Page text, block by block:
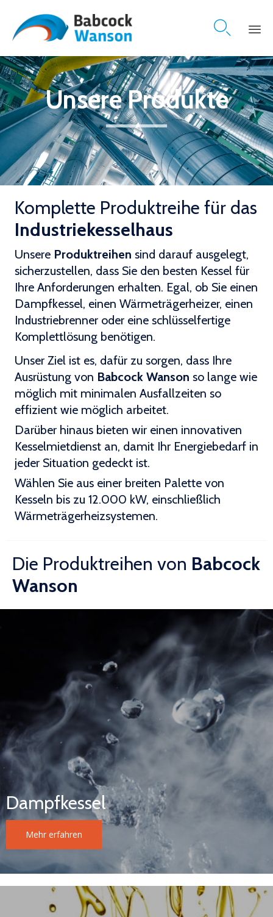

Skip
to
content
Unsere Produkte
Komplette Produktreihe für das
Industriekesselhaus
Unsere Produktreihen sind darauf ausgelegt,
sicherzustellen, dass Sie den besten Kessel für
Ihre Anforderungen erhalten. Egal, ob Sie einen
Dampfkessel, einen Wärmeträgerheizer, einen
Industriebrenner oder eine schlüsselfertige
Komplettlösung benötigen.
Unser Ziel ist es, dafür zu sorgen, dass Ihre
Ausrüstung von Babcock Wanson so lange wie
möglich mit minimalen Ausfallzeiten so
effizient wie möglich arbeitet.
Darüber hinaus bieten wir einen innovativen
Kesselmietdienst an, damit Ihr Energiebedarf in
jeder Situation gedeckt ist.
Wählen Sie aus einer breiten Palette von
Kesseln bis zu 12.000 kW, einschließlich
Wärmeträgerheizsystemen.
Die Produktreihen von Babcock
Wanson
Dampfkessel
Mehr erfahren